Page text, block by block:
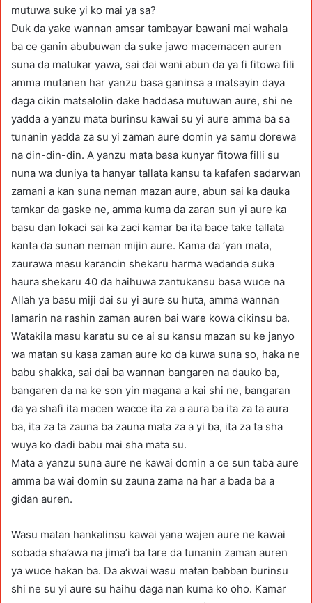
mutuwa suke yi ko mai ya sa?
Duk da yake wannan amsar tambayar bawani mai wahala
ba ce ganin abubuwan da suke jawo macemacen auren
suna da matukar yawa, sai dai wani abun da ya fi fitowa fili
amma mutanen har yanzu basa ganinsa a matsayin daya
daga cikin matsalolin dake haddasa mutuwan aure, shi ne
yadda a yanzu mata burinsu kawai su yi aure amma ba sa
tunanin yadda za su yi zaman aure domin ya samu dorewa
na din-din-din. A yanzu mata basa kunyar fitowa filli su
nuna wa duniya ta hanyar tallata kansu ta kafafen sadarwan
zamani a kan suna neman mazan aure, abun sai ka dauka
tamkar da gaske ne, amma kuma da zaran sun yi aure ka
basu dan lokaci sai ka zaci kamar ba ita bace take tallata
kanta da sunan neman mijin aure. Kama da ‘yan mata,
zaurawa masu karancin shekaru harma wadanda suka
haura shekaru 40 da haihuwa zantukansu basa wuce na
Allah ya basu miji dai su yi aure su huta, amma wannan
lamarin na rashin zaman auren bai ware kowa cikinsu ba.
Watakila masu karatu su ce ai su kansu mazan su ke janyo
wa matan su kasa zaman aure ko da kuwa suna so, haka ne
babu shakka, sai dai ba wannan bangaren na dauko ba,
bangaren da na ke son yin magana a kai shi ne, bangaran
da ya shafi ita macen wacce ita za a aura ba ita za ta aura
ba, ita za ta zauna ba zauna mata za a yi ba, ita za ta sha
wuya ko dadi babu mai sha mata su.
Mata a yanzu suna aure ne kawai domin a ce sun taba aure
amma ba wai domin su zauna zama na har a bada ba a
gidan auren.
Wasu matan hankalinsu kawai yana wajen aure ne kawai
sobada sha’awa na jima’i ba tare da tunanin zaman auren
ya wuce hakan ba. Da akwai wasu matan babban burinsu
shi ne su yi aure su haihu daga nan kuma ko oho. Kamar